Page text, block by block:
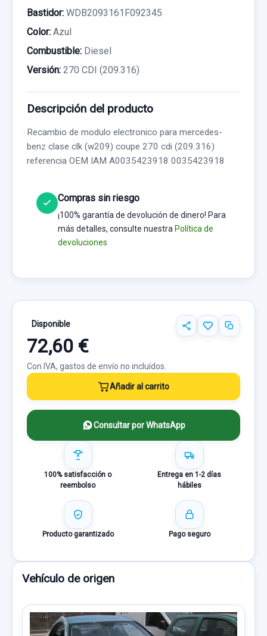
Bastidor: WDB2093161F092345
Color: Azul
Combustible: Diesel
Versión: 270 CDI (209.316)
Descripción del producto
Recambio de modulo electronico para mercedes-
benz clase clk (w209) coupe 270 cdi (209.316)
referencia OEM IAM A0035423918 0035423918
Compras sin riesgo
¡100% garantía de devolución de dinero! Para
más detalles, consulte nuestra Política de
devoluciones
Disponible
72,60 €
Con IVA, gastos de envío no incluídos.
Añadir al carrito
Consultar por WhatsApp
100% satisfacción o
reembolso
Entrega en 1-2 días
hábiles
Producto garantizado Pago seguro
Vehículo de origen